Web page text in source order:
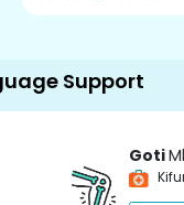
500+
Goti